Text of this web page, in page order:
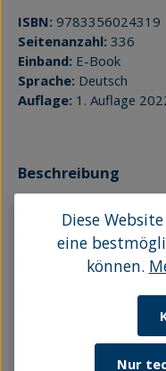
ISBN: 9783356024319
Seitenanzahl: 336
Einband: E-Book
Sprache: Deutsch
Auflage: 1. Auflage
Beschreibung
Wiedersehen, 50
Bansin. Doch nicht
Bewertungen
Diese
eine
können.
Nur